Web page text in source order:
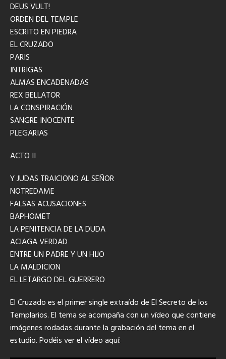
DEUS VULT!
ORDEN DEL TEMPLE
ESCRITO EN PIEDRA
EL CRUZADO
PARIS
INTRIGAS
ALMAS ENCADENADAS
REX BELLATOR
LA CONSPIRACIÓN
SANGRE INOCENTE
PLEGARIAS
ACTO II
Y JUDAS TRAICIONO AL SEÑOR
NOTREDAME
FALSAS ACUSACIONES
BAPHOMET
LA PENITENCIA DE LA DUDA
ACIAGA VERDAD
ENTRE UN PADRE Y UN HIJO
LA MALDICION
EL LETARGO DEL GUERRERO
El Cruzado es el primer single extraído de El Secreto de los
Templarios. El tema se acompaña con un vídeo que contiene
imágenes rodadas durante la grabación del tema en el
estudio. Podéis ver el vídeo aquí: